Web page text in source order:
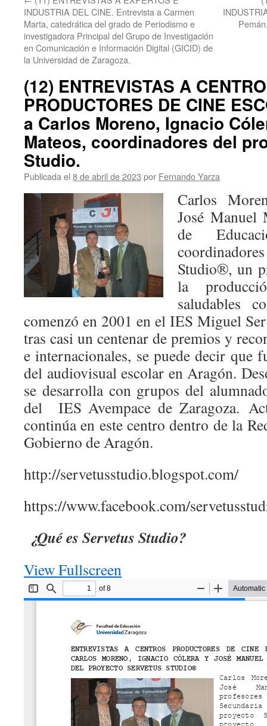
INDUSTRIA DEL CINE. Entrevista a Carmen
Marta, catedrática del grado de Periodismo e
investigadora Principal del Grupo de Investigación
en Comunicación e Información Digital (GICID) de
la Universidad de Zaragoza.
(12) ENTREVISTAS A
PRODUCTORES DE CINE
a Carlos Moreno, Ignacio
Mateos, coordinadores del
Studio.
Publicada el 8 de abril de 2023 por Fernando Yarza
Carlos
José Manuel
de
Studio®, un
la
saludables
comenzó en 2001 en el IES Miguel
tras casi un centenar de premios y
e internacionales, se puede decir que
del audiovisual escolar en Aragón.
se desarrolla con grupos del
del IES Avempace de Zaragoza.
continúa en este centro dentro de la
Gobierno de Aragón.
http://servetusstudio.blogspot.com/
https://www.facebook.com/
¿Qué es Servetus Studio?
View Fullscreen